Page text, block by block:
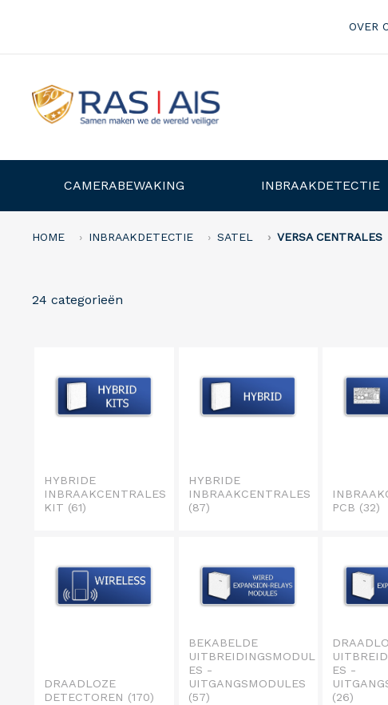
OVER
CAMERABEWAKING INBRAAKDETECTIE
HOME INBRAAKDETECTIE SATEL VERSA CENTRALES
24 categorieën
HYBRIDE
INBRAAKCENTRALES
KIT (61)
HYBRIDE
INBRAAKCENTRALES
(87)
PCB (32)
DRAADLOZE
DETECTOREN (170)
BEKABELDE
UITBREIDINGSMODUL
ES -
UITGANGSMODULES
(57)
ES -
(26)